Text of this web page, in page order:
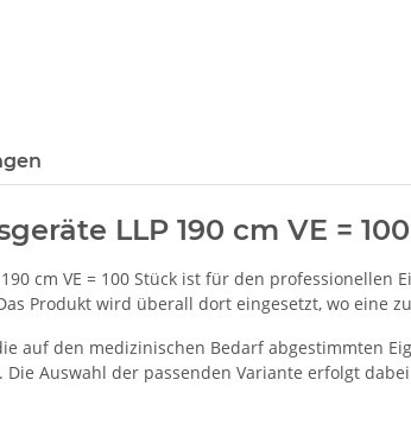
LLP 190 cm VE =
190 cm VE = 100 Stück ist für den
Produkt wird überall dort eingesetzt, wo eine
auf den medizinischen Bedarf abgestimmten
Auswahl der passenden Variante erfolgt